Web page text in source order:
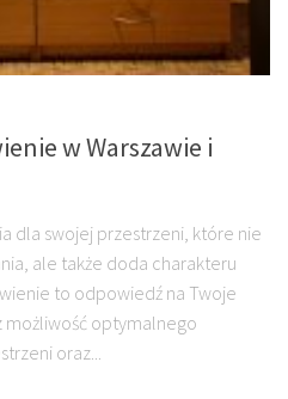
w Warszawie i
dla swojej przestrzeni, które nie
ale także doda charakteru
to odpowiedź na Twoje
możliwość optymalnego
oraz...